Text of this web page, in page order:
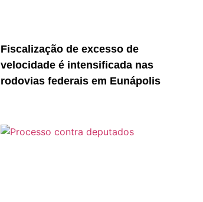
Fiscalização de excesso de
velocidade é intensificada nas
rodovias federais em Eunápolis